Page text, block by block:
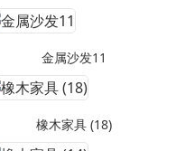
金属沙发11
橡木家具 (18)